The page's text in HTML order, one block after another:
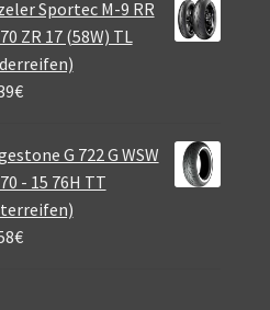
Sportec M-9 RR
ZR 17 (58W) TL
€
G 722 G WSW
- 15 76H TT
€